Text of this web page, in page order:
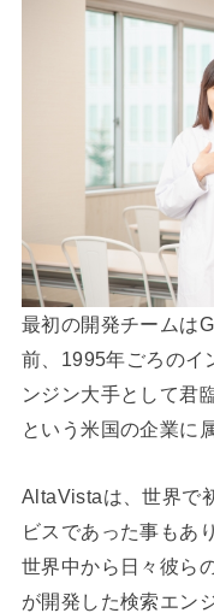
最初の開発チームは
前、1995年ごろのイ
ンジン大手として君
という米国の企業に
AltaVistaは、世界で
ビスであった事もあ
世界中から日々彼ら
が開発した検索エン